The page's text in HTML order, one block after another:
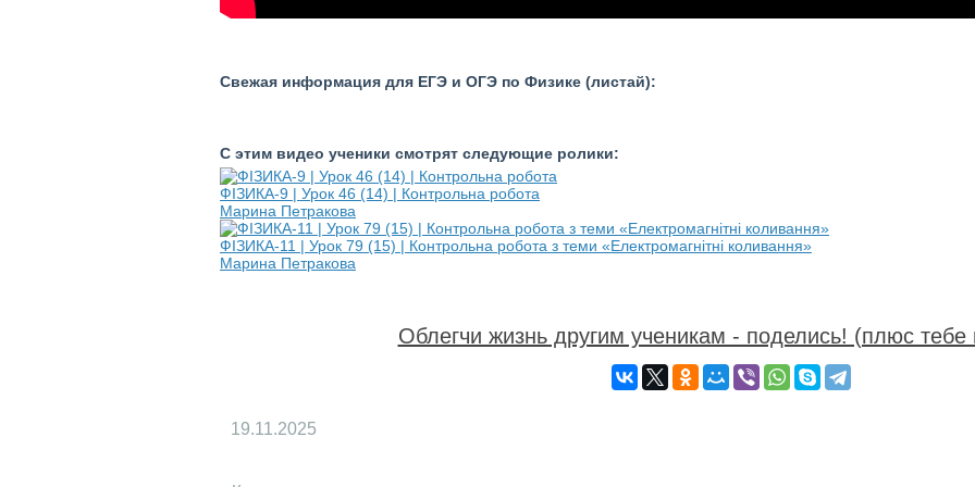
Свежая информация для ЕГЭ и ОГЭ по Физике (листай):
С этим видео ученики смотрят следующие ролики:
ФІЗИКА-9 | Урок 46 (14) | Контрольна робота
Марина Петракова
ФІЗИКА-11 | Урок 79 (15) | Контрольна робота з теми «Електромагнітні коливання»
Марина Петракова
Облегчи жизнь другим ученикам - поделись! (плюс тебе
19.11.2025